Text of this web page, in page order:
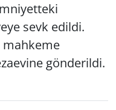
sevk edildi.
mahkeme
gönderildi.